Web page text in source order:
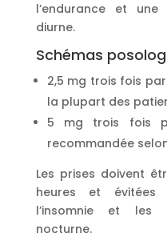
l’endurance et
diurne.
Schémas
2,5 mg trois fois
la plupart des
5 mg trois fois
recommandée
Les prises doivent
heures et
l’insomnie et les
nocturne.